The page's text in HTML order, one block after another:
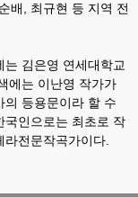
배
최규현 등 지역 전
는 김은영 연세대학교
에는 이난영 작가가
의 등용문이라 할 수
국인으로는 최초로 작
라전문작곡가이다